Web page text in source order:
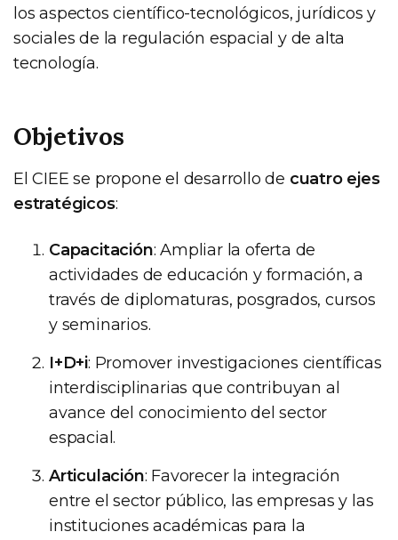
los aspectos científico-tecnológicos, jurídicos y
sociales de la regulación espacial y de alta
tecnología.
Objetivos
El CIEE se propone el desarrollo de cuatro ejes
estratégicos:
Capacitación: Ampliar la oferta de
actividades de educación y formación, a
través de diplomaturas, posgrados, cursos
y seminarios.
I+D+i: Promover investigaciones científicas
interdisciplinarias que contribuyan al
avance del conocimiento del sector
espacial.
Articulación: Favorecer la integración
entre el sector público, las empresas y las
instituciones académicas para la